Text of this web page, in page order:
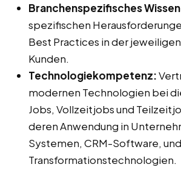
Branchenspezifisches
spezifischen
Best Practices in der
Kunden.
Technologiekompetenz:
modernen Technologien bei
Jobs, Vollzeitjobs und
deren Anwendung in
Systemen, CRM-Software,
Transformationstechnologien.